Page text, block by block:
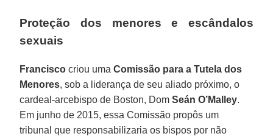
Proteção dos menores e escândalos
sexuais
Francisco criou umaComissão para a Tutela dos
Menores, sob a liderança de seu aliado próximo, o
cardeal-arcebispo de Boston, DomSeán O’Malley.
Em junho de 2015, essa Comissão propôs um
tribunal que responsabilizaria os bispos por não